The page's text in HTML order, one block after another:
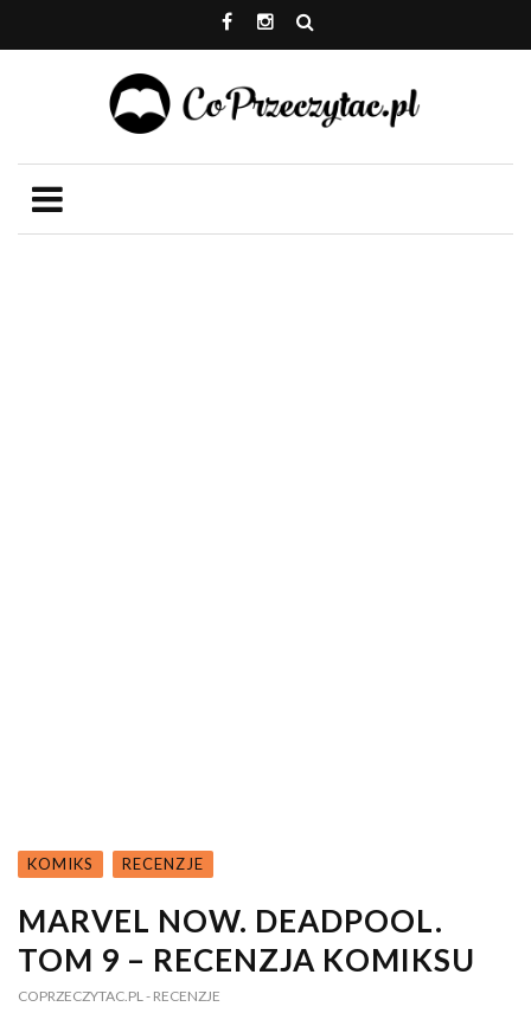
KOMIKS RECENZJE
MARVEL NOW. DEADPOOL.
TOM 9 – RECENZJA KOMIKSU
COPRZECZYTAC.PL - RECENZJE